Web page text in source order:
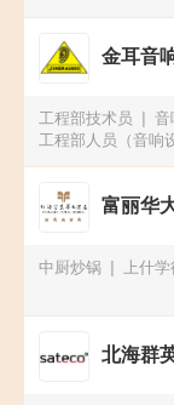
金耳音
工程部技术员
音
工程部人员（音响
富丽华
中厨炒锅 上什学
北海群